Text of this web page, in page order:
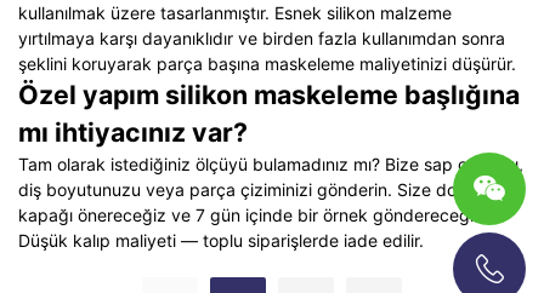
kullanılmak üzere tasarlanmıştır. Esnek silikon malzeme
yırtılmaya karşı dayanıklıdır ve birden fazla kullanımdan sonra
şeklini koruyarak parça başına maskeleme maliyetinizi düşürür.
Özel yapım silikon maskeleme başlığına
mı ihtiyacınız var?
Tam olarak istediğiniz ölçüyü bulamadınız mı? Bize sap çapınızı,
diş boyutunuzu veya parça çiziminizi gönderin. Size doğru
kapağı önereceğiz ve 7 gün içinde bir örnek göndereceğiz.
Düşük kalıp maliyeti — toplu siparişlerde iade edilir.